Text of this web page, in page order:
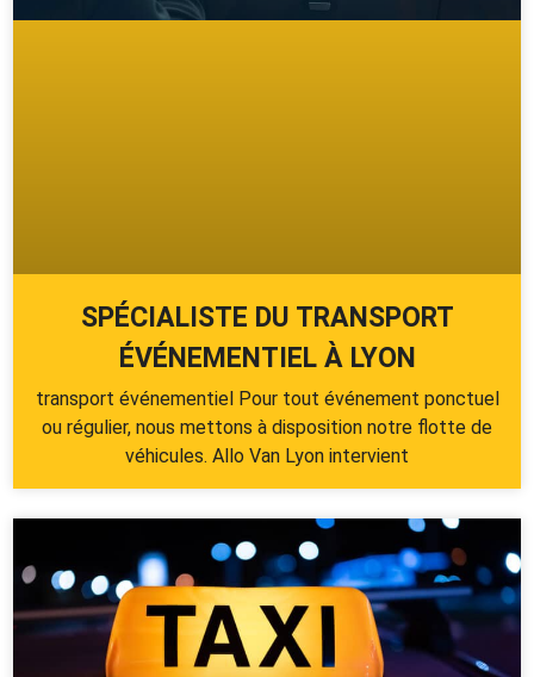
SPÉCIALISTE DU TRANSPORT
ÉVÉNEMENTIEL À LYON
transport événementiel Pour tout événement ponctuel
ou régulier, nous mettons à disposition notre flotte de
véhicules. Allo Van Lyon intervient